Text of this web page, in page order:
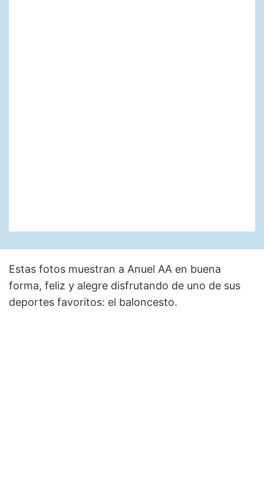
Estas fotos muestran a Anuel AA en buena
forma, feliz y alegre disfrutando de uno de sus
deportes favoritos: el baloncesto.